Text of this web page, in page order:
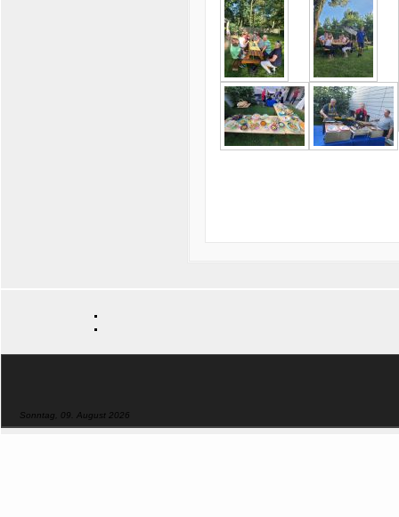
Sonntag, 09. August 2026